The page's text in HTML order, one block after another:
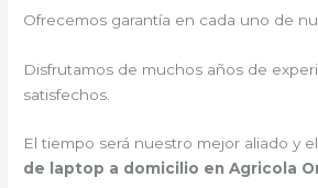
Ofrecemos garantía en cada uno de
Disfrutamos de muchos años de
satisfechos.
El tiempo será nuestro mejor aliado y el
de laptop a domicilio en Agricola